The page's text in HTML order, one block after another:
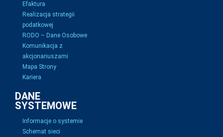
Efaktura
Realizacja strategii
podatkowej
RODO – Dane Osobowe
Komunikacja z
akcjonariuszami
Mapa Strony
Kariera
DANE
SYSTEMOWE
Informacje o systemie
Schemat sieci